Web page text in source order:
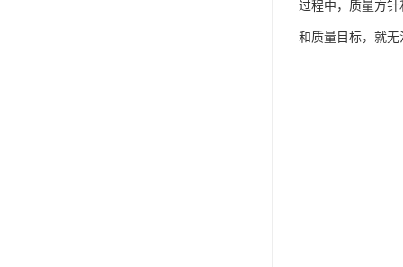
过程中，质量方
和质量目标，就无